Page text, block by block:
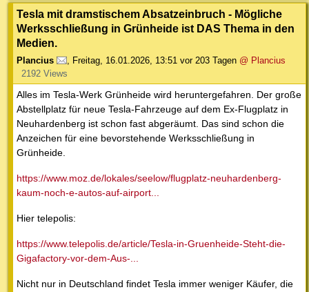
Tesla mit dramstischem Absatzeinbruch - Mögliche
Werksschließung in Grünheide ist DAS Thema in den
Medien.
Plancius , Freitag, 16.01.2026, 13:51 vor 203 Tagen @ Plancius
2192 Views
Alles im Tesla-Werk Grünheide wird heruntergefahren. Der große
Abstellplatz für neue Tesla-Fahrzeuge auf dem Ex-Flugplatz in
Neuhardenberg ist schon fast abgeräumt. Das sind schon die
Anzeichen für eine bevorstehende Werksschließung in
Grünheide.
https://www.moz.de/lokales/seelow/flugplatz-neuhardenberg-
kaum-noch-e-autos-auf-airport...
Hier telepolis:
https://www.telepolis.de/article/Tesla-in-Gruenheide-Steht-die-
Gigafactory-vor-dem-Aus-...
Nicht nur in Deutschland findet Tesla immer weniger Käufer, die